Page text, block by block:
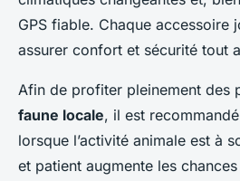
GPS fiable. Chaque accessoire
assurer confort et sécurité tout
Afin de profiter pleinement des
faune locale, il est
lorsque l’activité animale est à
et patient augmente les